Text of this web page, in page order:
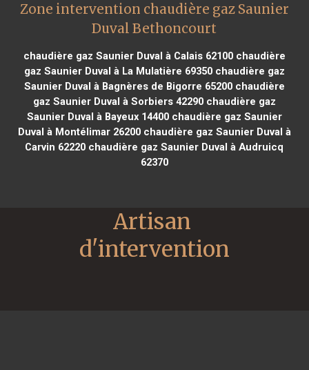
Zone intervention chaudière gaz Saunier
Duval Bethoncourt
chaudière gaz Saunier Duval à Calais 62100chaudière
gaz Saunier Duval à La Mulatière 69350chaudière gaz
Saunier Duval à Bagnères de Bigorre 65200chaudière
gaz Saunier Duval à Sorbiers 42290chaudière gaz
Saunier Duval à Bayeux 14400chaudière gaz Saunier
Duval à Montélimar 26200chaudière gaz Saunier Duval à
Carvin 62220 chaudière gaz Saunier Duval à Audruicq
62370
Artisan
d'intervention